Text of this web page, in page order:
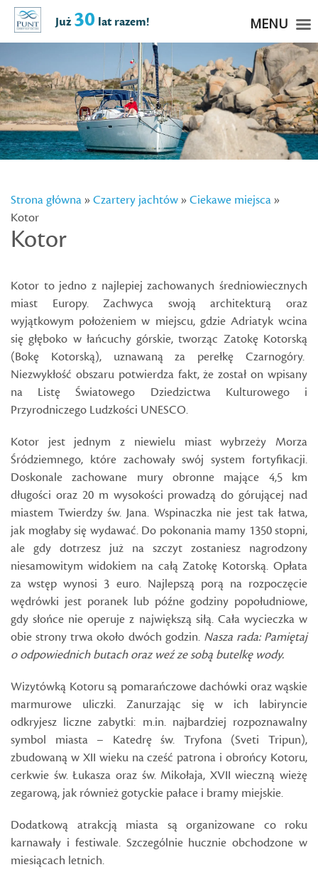
Strona główna»Czartery jachtów»Ciekawe miejsca»
Kotor
Kotor
Kotor to jedno z najlepiej zachowanych średniowiecznych
miast Europy. Zachwyca swoją architekturą oraz
wyjątkowym położeniem w miejscu, gdzie Adriatyk wcina
się głęboko w łańcuchy górskie, tworząc Zatokę Kotorską
(Bokę Kotorską), uznawaną za perełkę Czarnogóry.
Niezwykłość obszaru potwierdza fakt, że został on wpisany
na Listę Światowego Dziedzictwa Kulturowego i
Przyrodniczego Ludzkości UNESCO.
Kotor jest jednym z niewielu miast wybrzeży Morza
Śródziemnego, które zachowały swój system fortyfikacji.
Doskonale zachowane mury obronne mające 4,5 km
długości oraz 20 m wysokości prowadzą do górującej nad
miastem Twierdzy św. Jana. Wspinaczka nie jest tak łatwa,
jak mogłaby się wydawać. Do pokonania mamy 1350 stopni,
ale gdy dotrzesz już na szczyt zostaniesz nagrodzony
niesamowitym widokiem na całą Zatokę Kotorską. Opłata
za wstęp wynosi 3 euro. Najlepszą porą na rozpoczęcie
wędrówki jest poranek lub późne godziny popołudniowe,
gdy słońce nie operuje z największą siłą. Cała wycieczka w
obie strony trwa około dwóch godzin. Nasza rada: Pamiętaj
o odpowiednich butach oraz weź ze sobą butelkę wody.
Wizytówką Kotoru są pomarańczowe dachówki oraz wąskie
marmurowe uliczki. Zanurzając się w ich labiryncie
odkryjesz liczne zabytki: m.in. najbardziej rozpoznawalny
symbol miasta – Katedrę św. Tryfona (Sveti Tripun),
zbudowaną w XII wieku na cześć patrona i obrońcy Kotoru,
cerkwie św. Łukasza oraz św. Mikołaja, XVII wieczną wieżę
zegarową, jak również gotyckie pałace i bramy miejskie.
Dodatkową atrakcją miasta są organizowane co roku
karnawały i festiwale. Szczególnie hucznie obchodzone w
miesiącach letnich.
Już30 lat razem! MENU